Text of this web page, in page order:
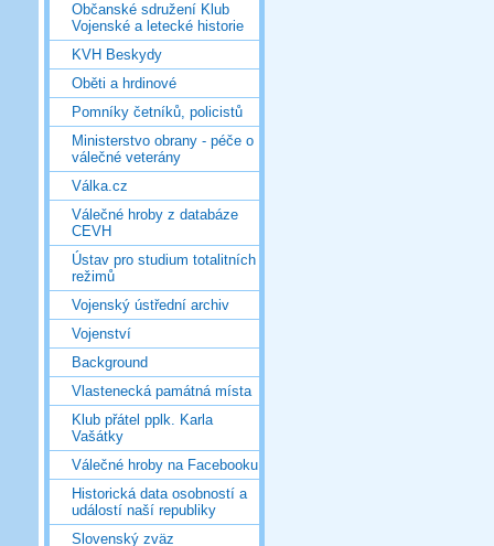
Občanské sdružení Klub
Vojenské a letecké historie
KVH Beskydy
Oběti a hrdinové
Pomníky četníků, policistů
Ministerstvo obrany - péče o
válečné veterány
Válka.cz
Válečné hroby z databáze
CEVH
Ústav pro studium totalitních
režimů
Vojenský ústřední archiv
Vojenství
Background
Vlastenecká památná místa
Klub přátel pplk. Karla
Vašátky
Válečné hroby na Facebooku
Historická data osobností a
událostí naší republiky
Slovenský zväz